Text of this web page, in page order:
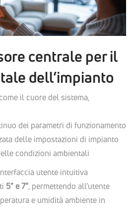
centrale per il
dell’impianto
il cuore del sistema,
dei parametri di funzionamento
delle impostazioni di impianto
condizioni ambientali
utente intuitiva
5” e 7”, permettendo all’utente
e umidità ambiente in